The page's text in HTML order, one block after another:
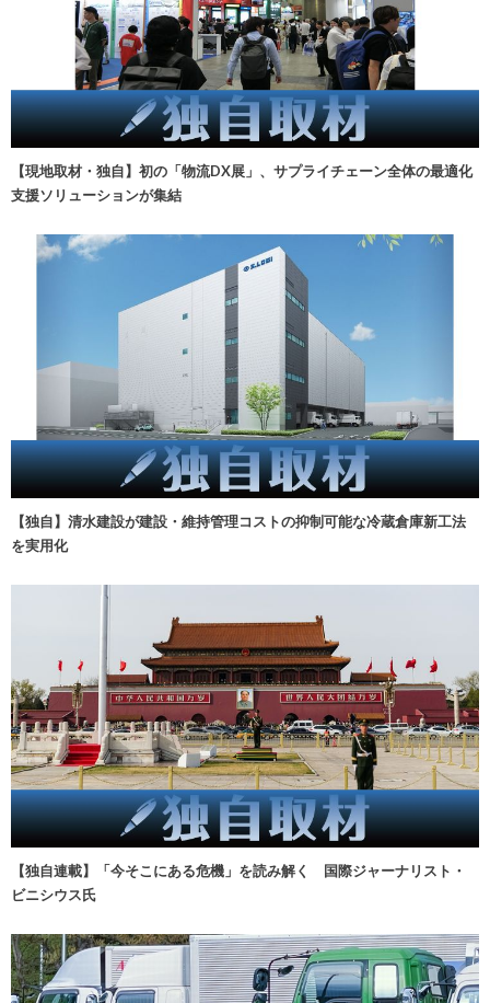
【現地取材・独自】初の「物流DX展」、サプライチェーン全体の最適化
支援ソリューションが集結
【独自】清水建設が建設・維持管理コストの抑制可能な冷蔵倉庫新工法
を実用化
【独自連載】「今そこにある危機」を読み解く 国際ジャーナリスト・
ビニシウス氏